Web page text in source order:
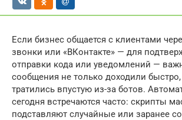
Если бизнес общается с клиентами
звонки или «ВКонтакте» — для
отправки кода или уведомлений —
сообщения не только доходили
тратились впустую из-за ботов.
сегодня встречаются часто: скрипты
подставляют случайные или заранее